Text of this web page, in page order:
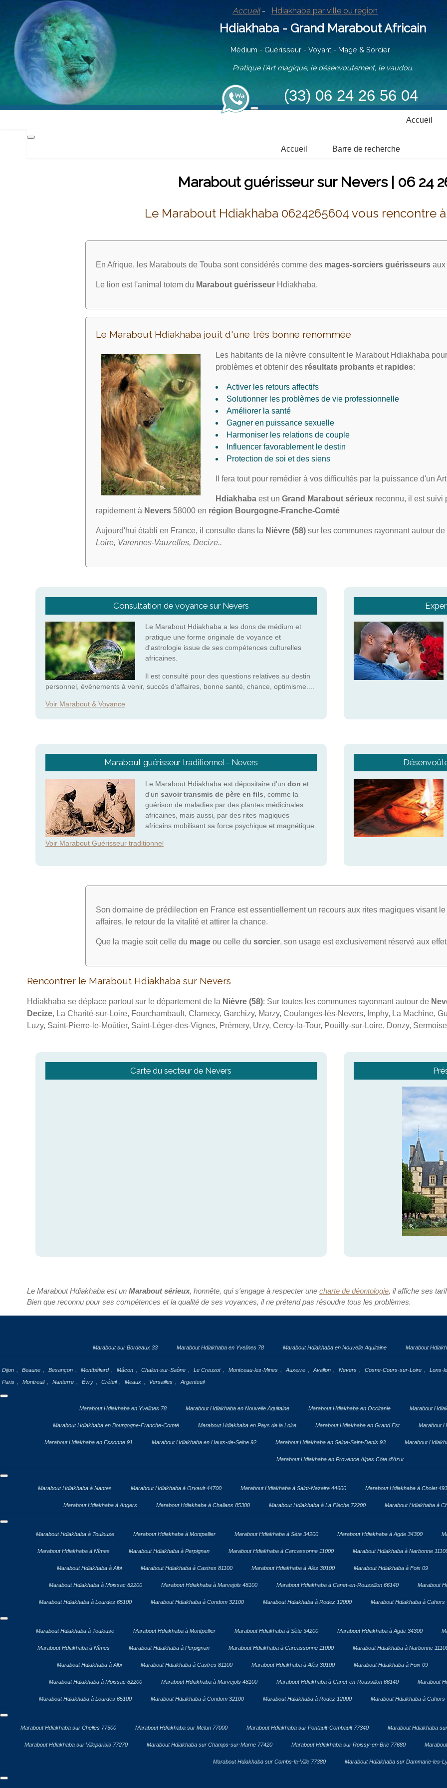
Accueil - Hdiakhaba par ville ou région
Hdiakhaba - Grand Marabout Africain
Médium - Guérisseur - Voyant - Mage & Sorcier
Pratique l'Art magique, le désenvoutement, le vaudou.
(33) 06 24 26 56 04
Accueil
Accueil Barre de recherche
Marabout guérisseur sur Nevers | 06 24
Le Marabout Hdiakhaba 0624265604 vous rencontre
En Afrique, les Marabouts de Touba sont considérés comme des mages-sorciers guérisseurs aux
Le lion est l'animal totem du Marabout guérisseur Hdiakhaba.
Le Marabout Hdiakhaba jouit d'une très bonne renommée
Les habitants de la nièvre consultent le Marabout Hdiakhaba
problèmes et obtenir des résultats probants et rapides:
Activer les retours affectifs
Solutionner les problèmes de vie professionnelle
Améliorer la santé
Gagner en puissance sexuelle
Harmoniser les relations de couple
Influencer favorablement le destin
Protection de soi et des siens
Il fera tout pour remédier à vos difficultés par la puissance d'un
Hdiakhaba est un Grand Marabout sérieux reconnu, il est suivi
rapidement à Nevers 58000 en région Bourgogne-Franche-Comté
Aujourd'hui établi en France, il consulte dans la Nièvre (58) sur les communes rayonnant autour de
Loire, Varennes-Vauzelles, Decize..
Consultation de voyance sur Nevers
Le Marabout Hdiakhaba a les dons de médium et
pratique une forme originale de voyance et
d'astrologie issue de ses compétences culturelles
africaines.
Il est consulté pour des questions relatives au destin
personnel, évènements à venir, succès d'affaires, bonne santé, chance, optimisme....
Voir Marabout & Voyance
Marabout guérisseur traditionnel - Nevers
Le Marabout Hdiakhaba est dépositaire d'un don et
d'un savoir transmis de père en fils , comme la
guérison de maladies par des plantes médicinales
africaines, mais aussi, par des rites magiques
africains mobilisant sa force psychique et magnétique.
Voir Marabout Guérisseur traditionnel
Son domaine de prédilection en France est essentiellement un recours aux rites magiques visant le
affaires, le retour de la vitalité et attirer la chance.
Que la magie soit celle du mage ou celle du sorcier, son usage est exclusivement réservé aux
Rencontrer le Marabout Hdiakhaba sur Nevers
Hdiakhaba se déplace partout sur le département de la Nièvre (58): Sur toutes les communes rayonnant autour de
Decize, La Charité-sur-Loire, Fourchambault, Clamecy, Garchizy, Marzy, Coulanges-lès-Nevers, Imphy, La Machine,
Luzy, Saint-Pierre-le-Moûtier, Saint-Léger-des-Vignes, Prémery, Urzy, Cercy-la-Tour, Pouilly-sur-Loire, Donzy,
Carte du secteur de Nevers
Le Marabout Hdiakhaba est un Marabout sérieux, honnête, qui s'engage à respecter une charte de déontologie, il affiche ses
Bien que reconnu pour ses compétences et la qualité de ses voyances, il ne prétend pas résoudre tous les problèmes.
Marabout sur Bordeaux 33 Marabout Hdiakhaba en Yvelines 78 Marabout Hdiakhaba en Nouvelle Aquitaine Marabout
Dijon , Beaune , Besançon , Montbéliard , Mâcon , Chalon-sur-Saône , Le Creusot , Montceau-les-Mines , Auxerre , Avallon , Nevers , Cosne-Cours-sur-Loire ,
Lons-
Paris , Montreuil , Nanterre , Évry , Créteil , Meaux , Versailles , Argenteuil
Marabout Hdiakhaba en Yvelines 78 Marabout Hdiakhaba en Nouvelle Aquitaine Marabout Hdiakhaba en Occitanie Marabout
Marabout Hdiakhaba en Bourgogne-Franche-Comté Marabout Hdiakhaba en Pays de la Loire Marabout Hdiakhaba en Grand Est Marabout
Marabout Hdiakhaba en Essonne 91 Marabout Hdiakhaba en Hauts-de-Seine 92 Marabout Hdiakhaba en Seine-Saint-Denis 93 Marabout
Marabout Hdiakhaba en Provence Alpes Côte d’Azur
Marabout Hdiakhaba à Nantes Marabout Hdiakhaba à Orvault 44700 Marabout Hdiakhaba à Saint-Nazaire 44600 Marabout Hdiakhaba à Cholet
Marabout Hdiakhaba à Angers Marabout Hdiakhaba à Challans 85300 Marabout Hdiakhaba à La Flèche 72200 Marabout Hdiakhaba à
Marabout Hdiakhaba à Toulouse Marabout Hdiakhaba à Montpellier Marabout Hdiakhaba à Sète 34200 Marabout Hdiakhaba à Agde 34300
Marabout Hdiakhaba à Nîmes Marabout Hdiakhaba à Perpignan Marabout Hdiakhaba à Carcassonne 11000 Marabout Hdiakhaba à Narbonne
Marabout Hdiakhaba à Albi Marabout Hdiakhaba à Castres 81100 Marabout Hdiakhaba à Alès 30100 Marabout Hdiakhaba à Foix 09
Marabout Hdiakhaba à Moissac 82200 Marabout Hdiakhaba à Marvejols 48100 Marabout Hdiakhaba à Canet-en-Roussillon 66140 Marabout
Marabout Hdiakhaba à Lourdes 65100 Marabout Hdiakhaba à Condom 32100 Marabout Hdiakhaba à Rodez 12000 Marabout Hdiakhaba à Cahors
Marabout Hdiakhaba à Toulouse Marabout Hdiakhaba à Montpellier Marabout Hdiakhaba à Sète 34200 Marabout Hdiakhaba à Agde 34300
Marabout Hdiakhaba à Nîmes Marabout Hdiakhaba à Perpignan Marabout Hdiakhaba à Carcassonne 11000 Marabout Hdiakhaba à Narbonne
Marabout Hdiakhaba à Albi Marabout Hdiakhaba à Castres 81100 Marabout Hdiakhaba à Alès 30100 Marabout Hdiakhaba à Foix 09
Marabout Hdiakhaba à Moissac 82200 Marabout Hdiakhaba à Marvejols 48100 Marabout Hdiakhaba à Canet-en-Roussillon 66140 Marabout
Marabout Hdiakhaba à Lourdes 65100 Marabout Hdiakhaba à Condom 32100 Marabout Hdiakhaba à Rodez 12000 Marabout Hdiakhaba à Cahors
Marabout Hdiakhaba sur Chelles 77500 Marabout Hdiakhaba sur Melun 77000 Marabout Hdiakhaba sur Pontault-Combault 77340 Marabout Hdiakhaba
Marabout Hdiakhaba sur Villeparisis 77270 Marabout Hdiakhaba sur Champs-sur-Marne 77420 Marabout Hdiakhaba sur Roissy-en-Brie 77680
Marabout Hdiakhaba sur Combs-la-Ville 77380 Marabout Hdiakhaba sur Dammarie-les-